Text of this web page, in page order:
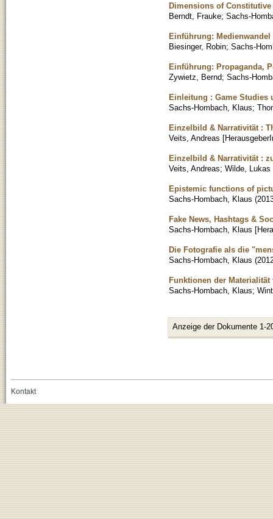
Dimensions of
Berndt, Frauke; Sachs-
Einführung:
Biesinger, Robin; Sachs-
Einführung: Propaganda,
Zywietz, Bernd; Sachs-
Einleitung : Game Studies
Sachs-Hombach, Klaus;
Einzelbild & Narrativität :
Veits, Andreas
Einzelbild & Narrativität :
Veits, Andreas; Wilde, Lukas
Epistemic functions of
Sachs-Hombach, Klaus (
Fake News, Hashtags &
Sachs-Hombach, Klaus
Die Fotografie als die
Sachs-Hombach, Klaus (
Funktionen der
Sachs-Hombach, Klaus;
Anzeige der Dokumente 1-
Kontakt